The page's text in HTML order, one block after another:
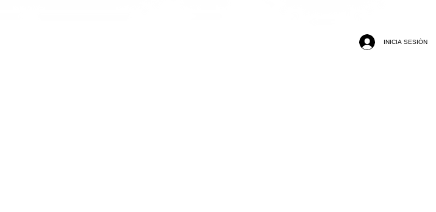
INICIA SESIÓN